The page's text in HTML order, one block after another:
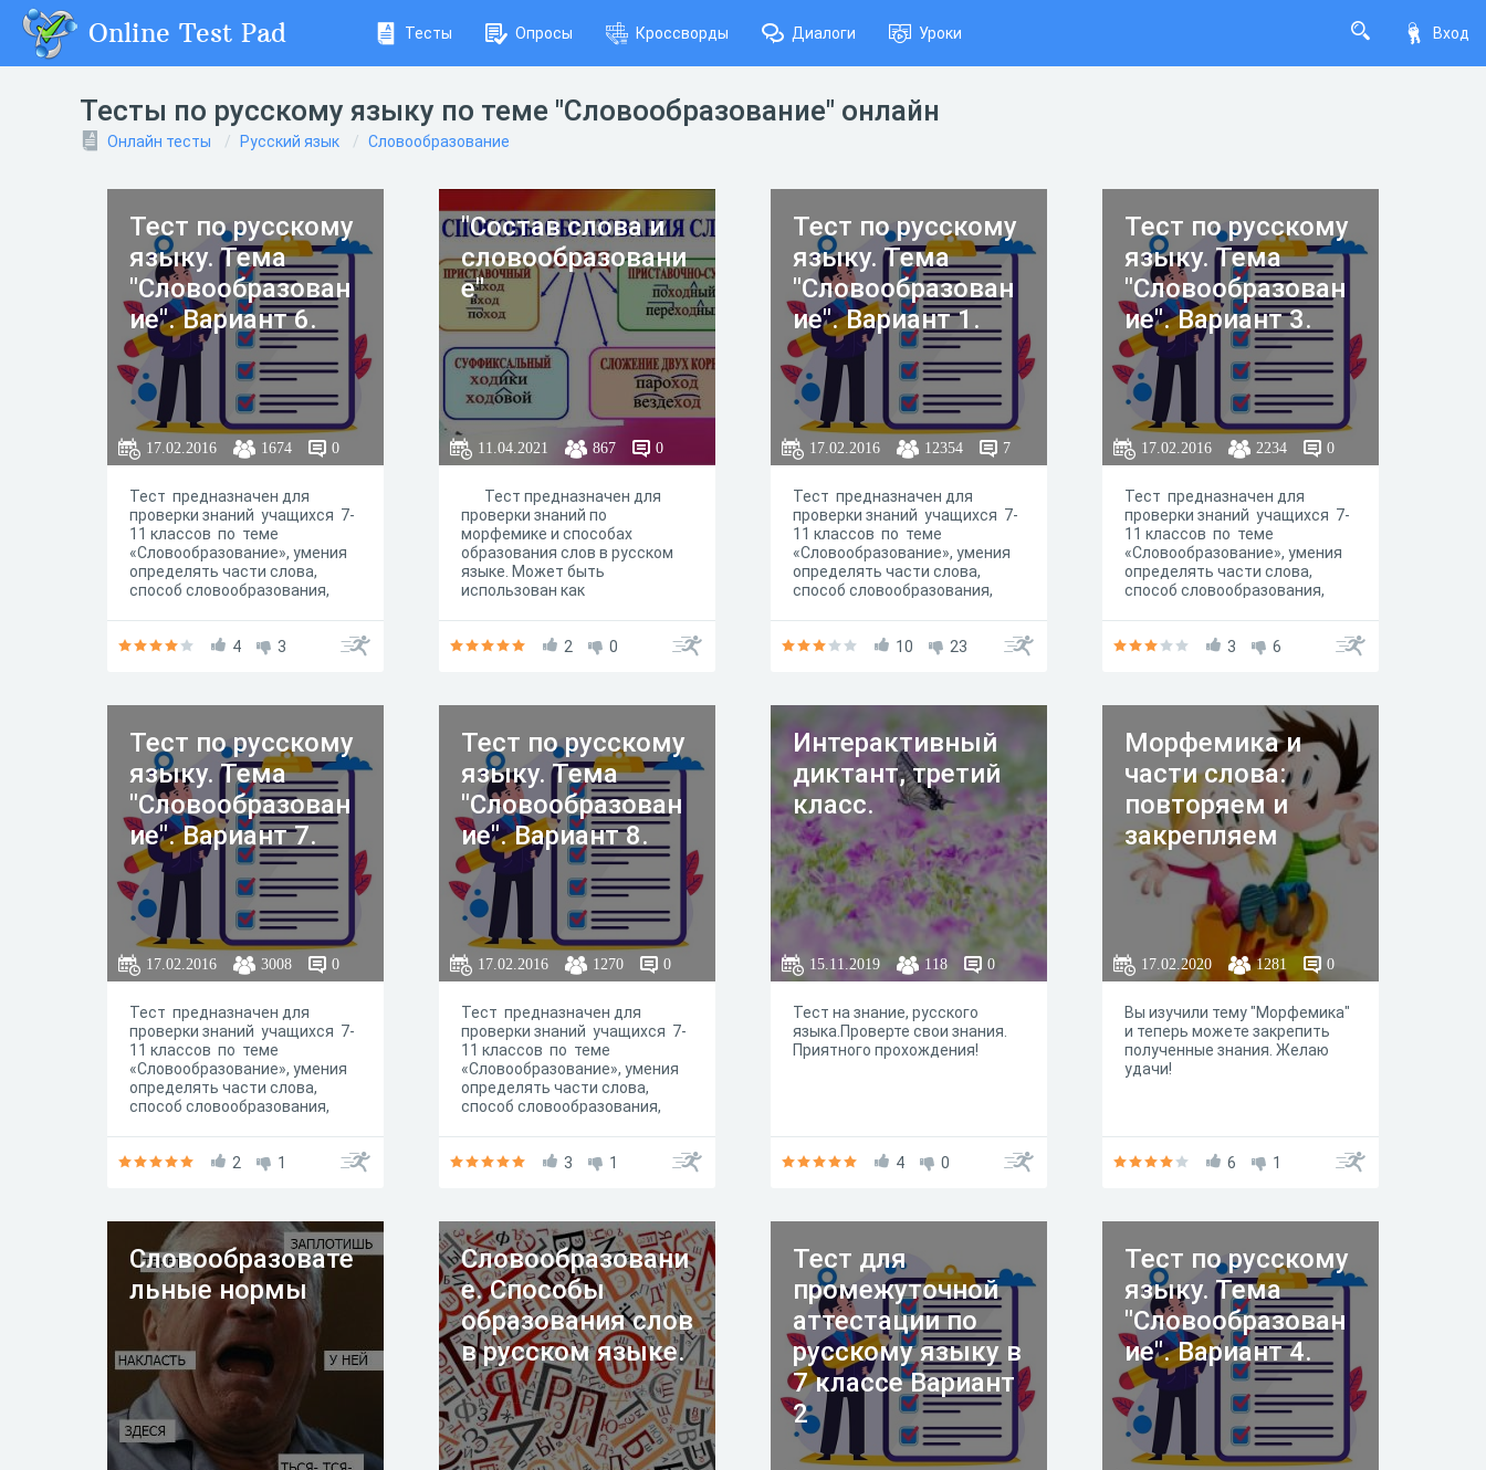
Вход
Online Test Pad Тесты Опросы Кроссворды Диалоги Уроки
Тесты по русскому языку по теме "Словообразование" онлайн
Онлайн тесты Русский язык Словообразование
Тест по русскому
языку. Тема
"Словообразован
ие". Вариант 6.
17.02.2016 1674 0
Тест предназначен для
проверки знаний учащихся 7-
11 классов по теме
«Словообразование», умения
определять части слова,
способ словообразования,
цепочки. Выполняется в
4 3
"Состав слова и
словообразовани
е"
11.04.2021 867 0
Тест предназначен для
проверки знаний по
морфемике и способах
образования слов в русском
языке. Может быть
использован как
подтверждающий сертификат
2 0
Тест по русскому
языку. Тема
"Словообразован
ие". Вариант 1.
17.02.2016 12354 7
Тест предназначен для
проверки знаний учащихся 7-
11 классов по теме
«Словообразование», умения
определять части слова,
способ словообразования,
цепочки. Выполняется в
10 23
Тест по русскому
языку. Тема
"Словообразован
ие". Вариант 3.
17.02.2016 2234 0
Тест предназначен для
проверки знаний учащихся 7-
11 классов по теме
«Словообразование», умения
определять части слова,
способ словообразования,
цепочки. Выполняется в
3 6
Тест по русскому
языку. Тема
"Словообразован
ие". Вариант 7.
17.02.2016 3008 0
Тест предназначен для
проверки знаний учащихся 7-
11 классов по теме
«Словообразование», умения
определять части слова,
способ словообразования,
цепочки. Выполняется в
2 1
Тест по русскому
языку. Тема
"Словообразован
ие". Вариант 8.
17.02.2016 1270 0
Тест предназначен для
проверки знаний учащихся 7-
11 классов по теме
«Словообразование», умения
определять части слова,
способ словообразования,
цепочки. Выполняется в
3 1
Интерактивный
диктант, третий
класс.
15.11.2019 118 0
Тест на знание, русского
языка.Проверте свои знания.
Приятного прохождения!
4 0
Морфемика и
части слова:
повторяем и
закрепляем
17.02.2020 1281 0
Вы изучили тему "Морфемика"
и теперь можете закрепить
полученные знания. Желаю
удачи!
6 1
Словообразовате
льные нормы
Словообразовани
е. Способы
образования слов
в русском языке.
Тест для
промежуточной
аттестации по
русскому языку в
7 классе Вариант
2
Тест по русскому
языку. Тема
"Словообразован
ие". Вариант 4.